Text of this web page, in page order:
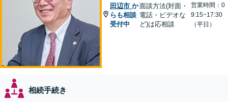
田辺市 か
らも相談
受付中
面談方法(対面・
電話・ビデオな
ど)は応相談
営業時間：0
9:15~17:30
（平日）
相続手続き